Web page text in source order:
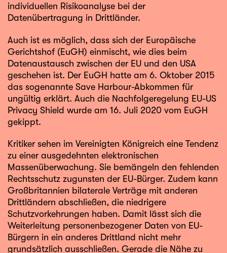
individuellen Risikoanalyse bei der
Datenübertragung in Drittländer.
Auch ist es möglich, dass sich der Europäische
Gerichtshof (EuGH) einmischt, wie dies beim
Datenaustausch zwischen der EU und den USA
geschehen ist. Der EuGH hatte am 6. Oktober 2015
das sogenannte Save Harbour-Abkommen für
ungültig erklärt. Auch die Nachfolgeregelung EU-US
Privacy Shield wurde am 16. Juli 2020 vom EuGH
gekippt.
Kritiker sehen im Vereinigten Königreich eine Tendenz
zu einer ausgedehnten elektronischen
Massenüberwachung. Sie bemängeln den fehlenden
Rechtsschutz zugunsten der EU-Bürger. Zudem kann
Großbritannien bilaterale Verträge mit anderen
Drittländern abschließen, die niedrigere
Schutzvorkehrungen haben. Damit lässt sich die
Weiterleitung personenbezogener Daten von EU-
Bürgern in ein anderes Drittland nicht mehr
grundsätzlich ausschließen. Gerade die Nähe zu